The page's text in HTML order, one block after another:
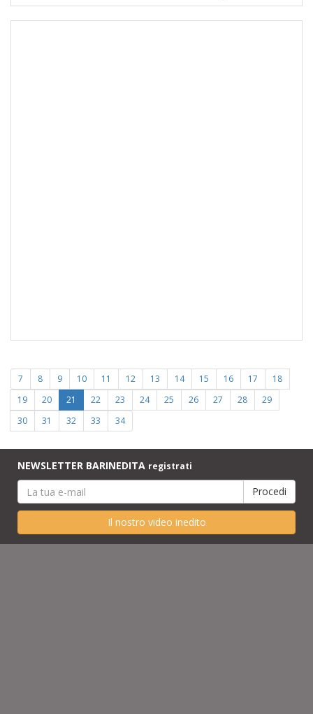
7 8 9 10 11 12 13 14 15 16 17
18
19
20 21 22 23 24 25 26 27 28
29
30
31 32 33 34
NEWSLETTER BARINEDITA registrati
Il nostro video inedito